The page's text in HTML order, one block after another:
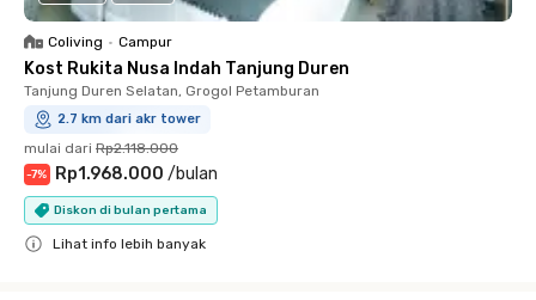
Coliving • Campur
Kost Rukita Nusa Indah Tanjung Duren
Tanjung Duren Selatan, Grogol Petamburan
2.7 km dari akr tower
mulai dari Rp2.118.000
-7% Rp1.968.000 /bulan
Diskon di bulan pertama
Lihat info lebih banyak